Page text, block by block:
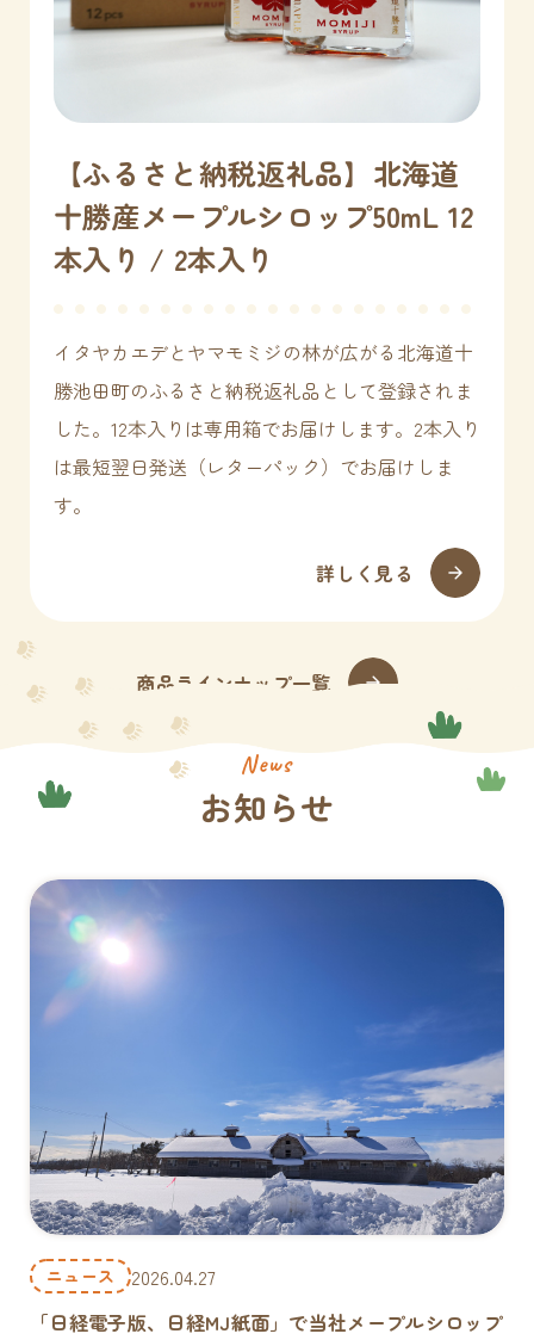
【ふるさと納税返礼品】北海道
十勝産メープルシロップ50mL 12
本入り / 2本入り
イタヤカエデとヤマモミジの林が広がる北海道十
勝池田町のふるさと納税返礼品として登録されま
した。12本入りは専用箱でお届けします。2本入り
は最短翌日発送（レターパック）でお届けしま
す。
詳しく見る
商品ラインナップ一覧
News
お知らせ
ニュース
2026.04.27
「日経電子版、日経MJ紙面」で当社メープルシロップ